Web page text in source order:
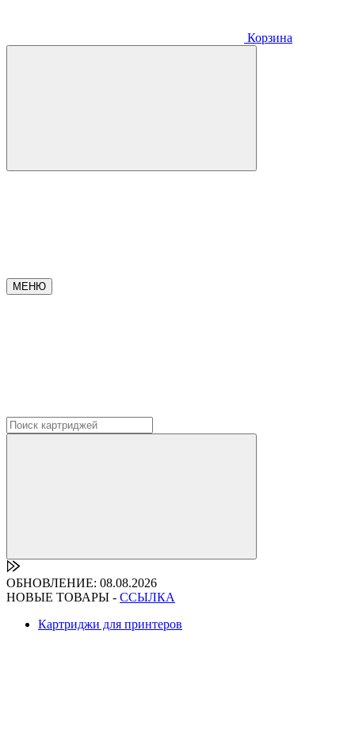
Корзина
МЕНЮ
ОБНОВЛЕНИЕ: 08.08.2026
НОВЫЕ ТОВАРЫ - ССЫЛКА
Картриджи для принтеров